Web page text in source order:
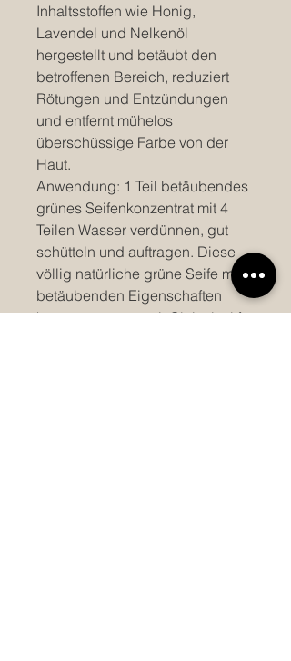
Inhaltsstoffen wie Honig,
Lavendel und Nelkenöl
hergestellt und betäubt den
betroffenen Bereich, reduziert
Rötungen und Entzündungen
und entfernt mühelos
überschüssige Farbe von der
Haut.
Anwendung: 1 Teil betäubendes
grünes Seifenkonzentrat mit 4
Teilen Wasser verdünnen, gut
schütteln und auftragen. Diese
völlig natürliche grüne Seife mit
betäubenden Eigenschaften
kann zusammen mit Gleitmittel für